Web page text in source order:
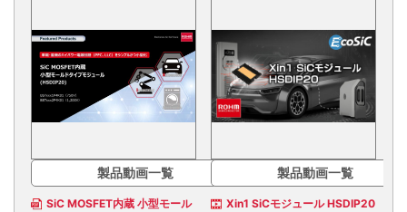
製品動画一覧
SiC MOSFET内蔵 小型モール
製品動画一覧
Xin1 SiCモジュール HSDIP20